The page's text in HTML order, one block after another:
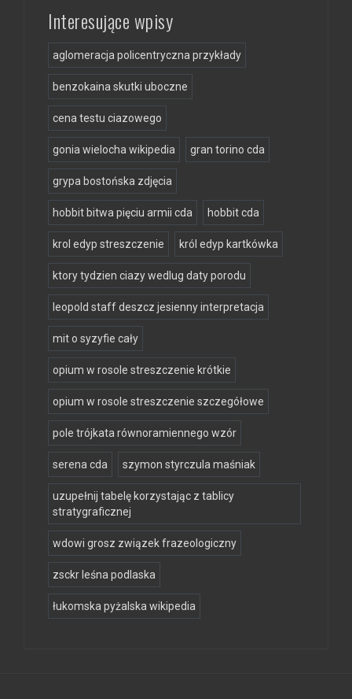
Interesujące wpisy
aglomeracja policentryczna przykłady
benzokaina skutki uboczne
cena testu ciazowego
gonia wielocha wikipedia gran torino cda
grypa bostońska zdjęcia
hobbit bitwa pięciu armii cda hobbit cda
krol edyp streszczenie król edyp kartkówka
ktory tydzien ciazy wedlug daty porodu
leopold staff deszcz jesienny interpretacja
mit o syzyfie cały
opium w rosole streszczenie krótkie
opium w rosole streszczenie szczegółowe
pole trójkata równoramiennego wzór
serena cda szymon styrczula maśniak
uzupełnij tabelę korzystając z tablicy
stratygraficznej
wdowi grosz związek frazeologiczny
zsckr leśna podlaska
łukomska pyżalska wikipedia